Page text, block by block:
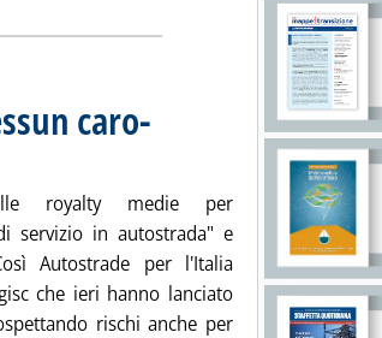
caro-
royalty medie per
servizio in autostrada" e
Autostrade per l'Italia
che ieri hanno lanciato
rischi anche per